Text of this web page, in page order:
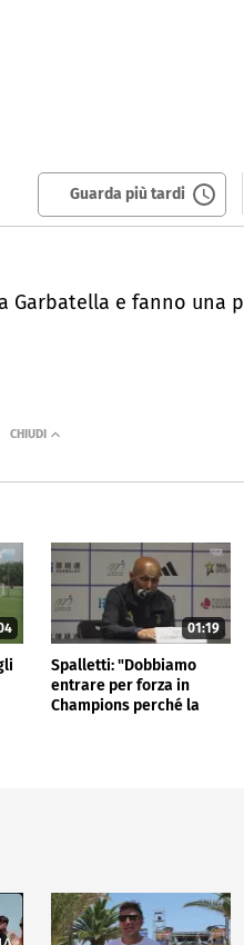
Guarda più tardi
Garbatella e fanno una
01:19
Spalletti: "Dobbiamo
entrare per forza in
Champions perché la